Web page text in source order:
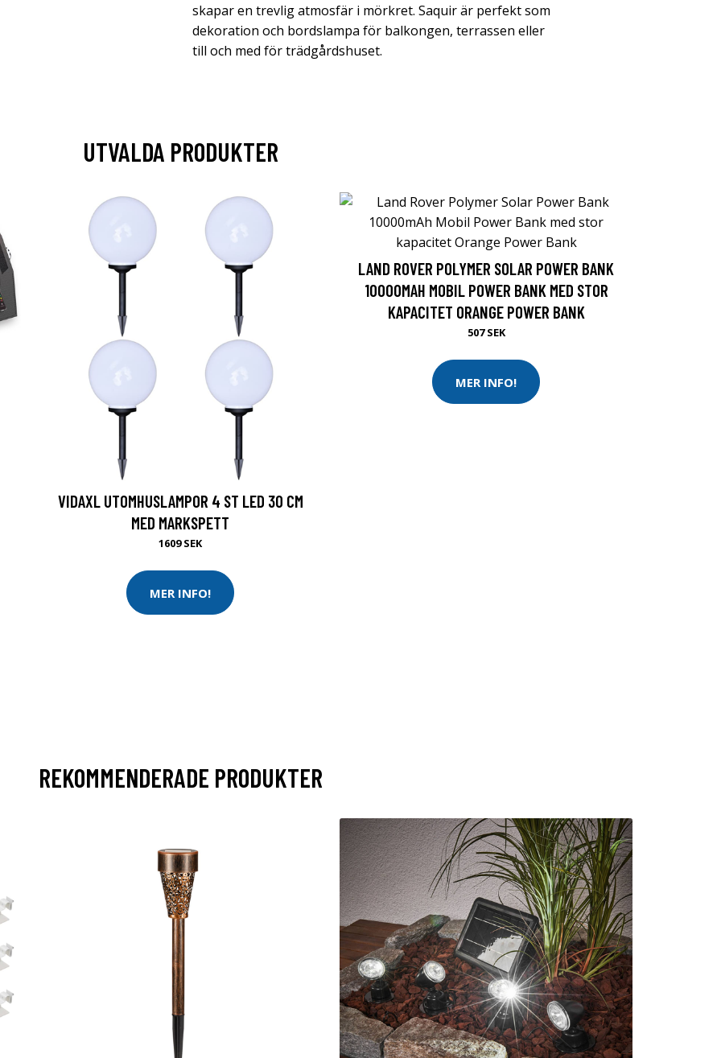
skapar en trevlig atmosfär i mörkret. Saquir är perfekt som
dekoration och bordslampa för balkongen, terrassen eller
till och med för trädgårdshuset.
UTVALDA PRODUKTER
VIDAXL UTOMHUSLAMPOR 4 ST LED 30 CM
MED MARKSPETT
1609 SEK
MER INFO!
LAND ROVER POLYMER SOLAR POWER BANK
10000MAH MOBIL POWER BANK MED STOR
KAPACITET ORANGE POWER BANK
507 SEK
MER INFO!
REKOMMENDERADE PRODUKTER